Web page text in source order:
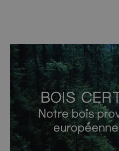
BOIS
Notre bois